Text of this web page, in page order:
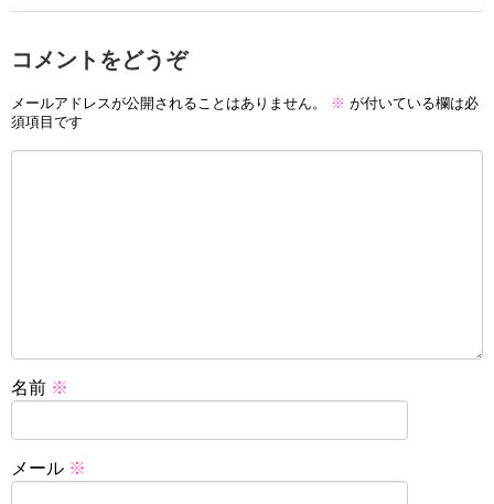
コメントをどうぞ
メールアドレスが公開されることはありません。 ※ が付いている欄は必
須項目です
名前 ※
メール ※